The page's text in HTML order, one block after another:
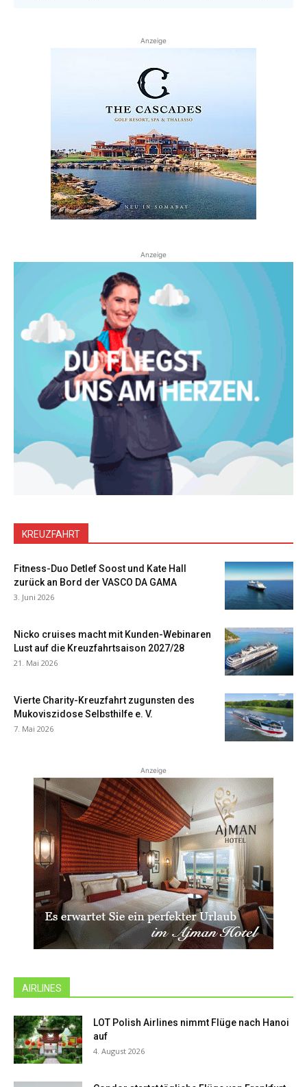
Anzeige
Anzeige
KREUZFAHRT
Fitness-Duo Detlef Soost und Kate Hall
zurück an Bord der VASCO DA GAMA
3. Juni 2026
Nicko cruises macht mit Kunden-Webinaren
Lust auf die Kreuzfahrtsaison 2027/28
21. Mai 2026
Vierte Charity-Kreuzfahrt zugunsten des
Mukoviszidose Selbsthilfe e. V.
7. Mai 2026
Anzeige
AIRLINES
LOT Polish Airlines nimmt Flüge nach Hanoi
auf
4. August 2026